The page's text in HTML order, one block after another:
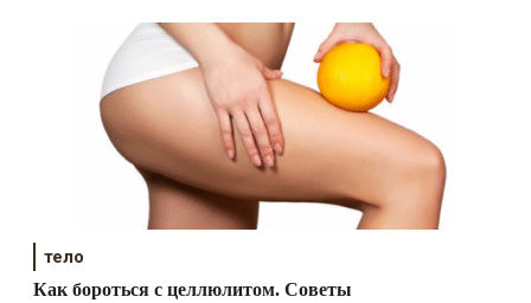
тело
Как бороться с целлюлитом. Советы